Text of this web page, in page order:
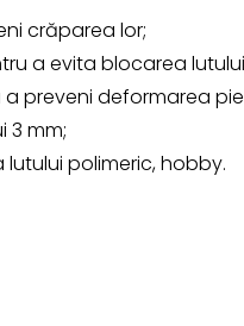
crăparea lor;
a evita blocarea
preveni deformarea
3 mm;
polimeric, hobby.